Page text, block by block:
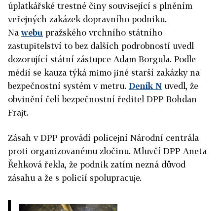
úplatkářské trestné činy související s plněním
veřejných zakázek dopravního podniku.
Nawebu pražského vrchního státního
zastupitelství to bez dalších podrobností uvedl
dozorující státní zástupce Adam Borgula. Podle
médií se kauza týká mimo jiné starší zakázky na
bezpečnostní systém v metru. Deník N uvedl, že
obvinění čelí bezpečnostní ředitel DPP Bohdan
Frajt.
Zásah vDPP provádí policejní Národní centrála
proti organizovanému zločinu. Mluvčí DPP Aneta
Řehková řekla, že podnik zatím nezná důvod
zásahu a že s policií spolupracuje.